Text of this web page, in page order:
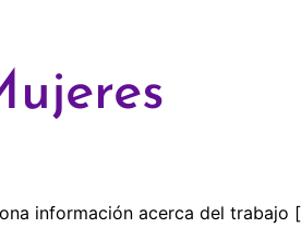
información acerca del trabajo